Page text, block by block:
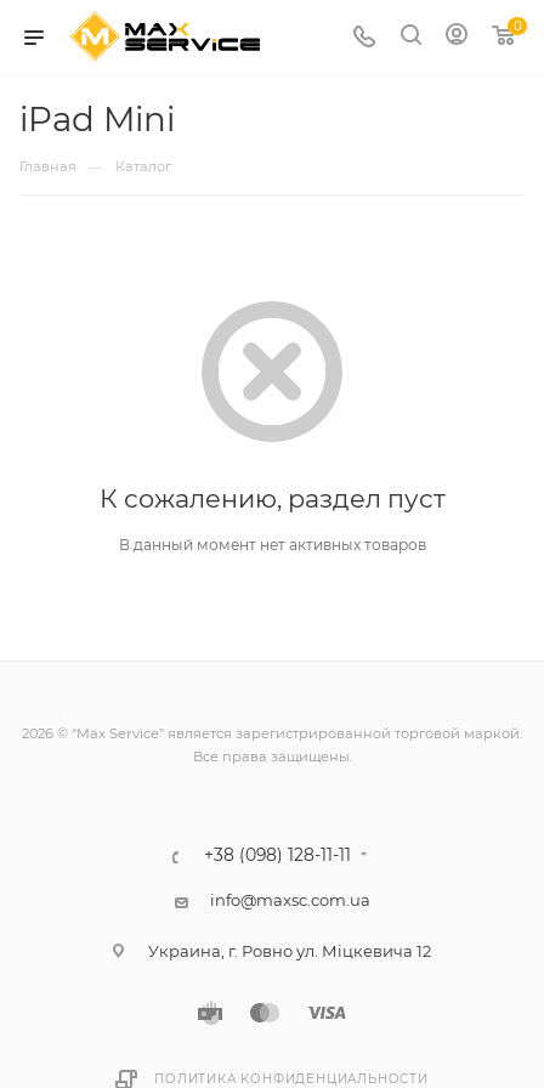
0
iPad Mini
Главная — Каталог
К сожалению, раздел пуст
В данный момент нет активных товаров
2026 © “Max Service” является зарегистрированной торговой маркой.
Все права защищены.
+38 (098) 128-11-11
info@maxsc.com.ua
Украина, г. Ровно ул. Міцкевича 12
ПОЛИТИКА КОНФИДЕНЦИАЛЬНОСТИ